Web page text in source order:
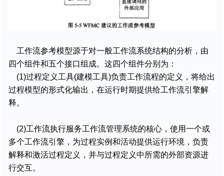
工作流参考模型源于对一般工作流系统结构的分析，由
四个组件和五个接口组成。这四个组件分别为：
(1)过程定义工具(建模工具)负责工作流程的定义，将给出
过程模型的形式化输出，在运行时期提供给工作流引擎解
释。
(2)工作流执行服务工作流管理系统的核心，使用一个或
多个工作流引擎，为过程实例和活动提供运行环境，负责
解释和激活过程定义，并与过程定义中所需的外部资源进
行交互。